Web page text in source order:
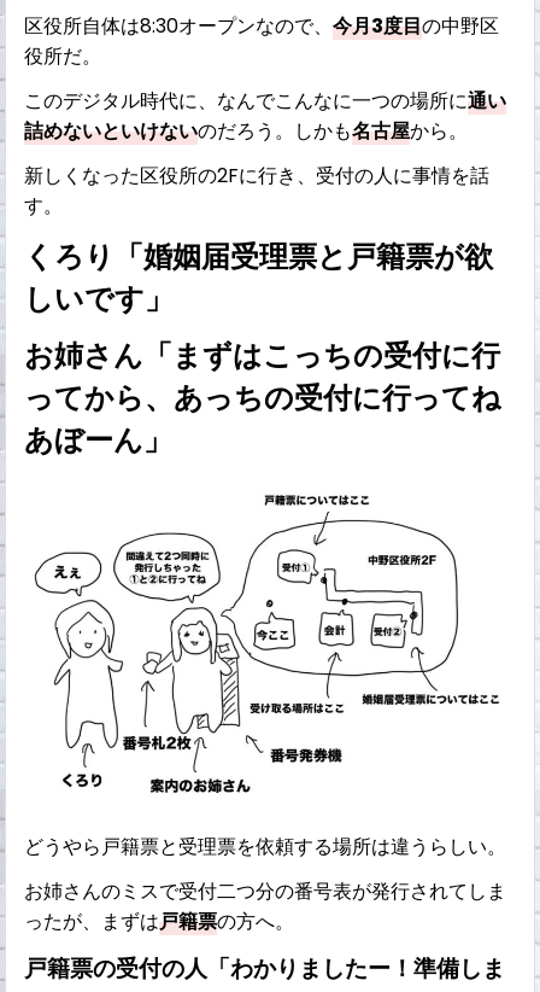
区役所自体は8:30オープンなので、今月3度目の中野区
役所だ。
このデジタル時代に、なんでこんなに一つの場所に通い
詰めないといけないのだろう。しかも名古屋から。
新しくなった区役所の2Fに行き、受付の人に事情を話
す。
くろり「婚姻届受理票と戸籍票が欲
しいです」
お姉さん「まずはこっちの受付に行
ってから、あっちの受付に行ってね
あぼーん」
どうやら戸籍票と受理票を依頼する場所は違うらしい。
お姉さんのミスで受付二つ分の番号表が発行されてしま
ったが、まずは戸籍票の方へ。
戸籍票の受付の人「わかりましたー！準備しま